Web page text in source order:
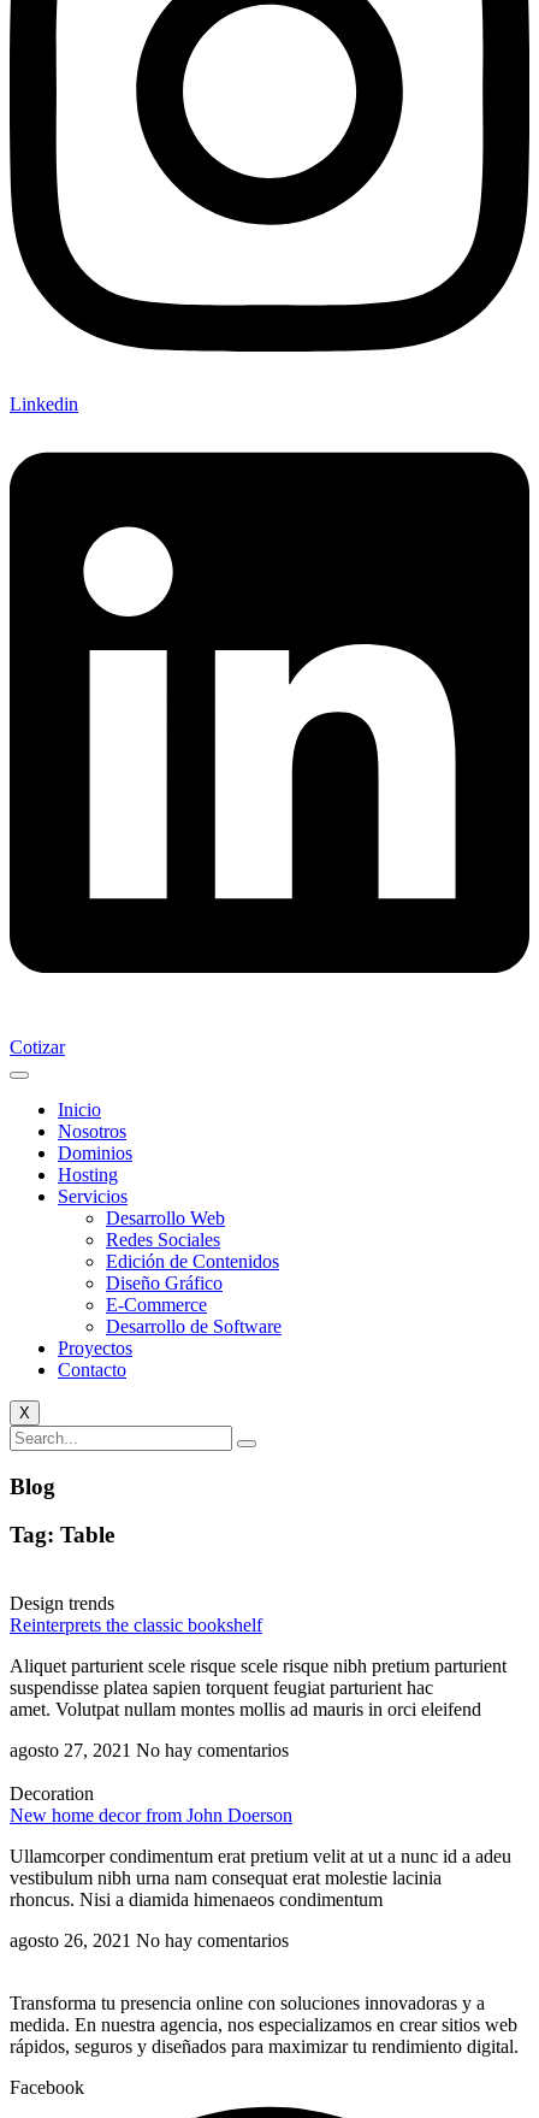
Linkedin
Cotizar
Inicio
Nosotros
Dominios
Hosting
Servicios
Desarrollo Web
Redes Sociales
Edición de Contenidos
Diseño Gráfico
E-Commerce
Desarrollo de Software
Proyectos
Contacto
X
Blog
Tag: Table
Design trends
Reinterprets the classic bookshelf
Aliquet parturient scele risque scele risque nibh pretium parturient
suspendisse platea sapien torquent feugiat parturient hac
amet. Volutpat nullam montes mollis ad mauris in orci eleifend
agosto 27, 2021 No hay comentarios
Decoration
New home decor from John Doerson
Ullamcorper condimentum erat pretium velit at ut a nunc id a adeu
vestibulum nibh urna nam consequat erat molestie lacinia
rhoncus. Nisi a diamida himenaeos condimentum
agosto 26, 2021 No hay comentarios
Transforma tu presencia online con soluciones innovadoras y a
medida. En nuestra agencia, nos especializamos en crear sitios web
rápidos, seguros y diseñados para maximizar tu rendimiento digital.
Facebook